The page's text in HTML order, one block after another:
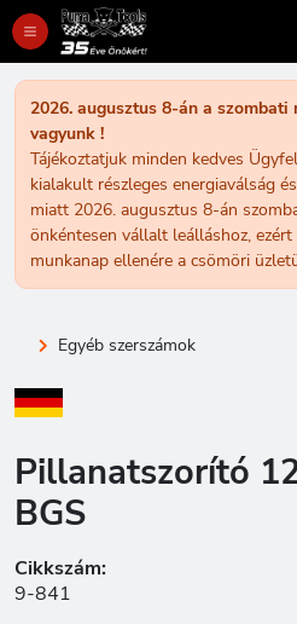
2026. augusztus 8-án a szombati
vagyunk !
Tájékoztatjuk minden kedves
kialakult részleges energiaválság
miatt 2026. augusztus 8-án
önkéntesen vállalt leálláshoz,
munkanap ellenére a csömöri
Egyéb szerszámok
Pillanatszorító
BGS
Cikkszám:
9-841